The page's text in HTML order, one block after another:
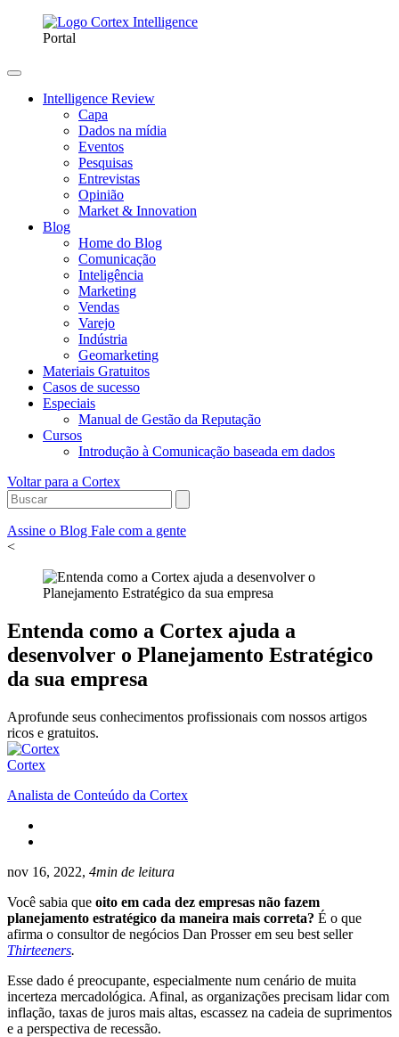
Portal
Intelligence Review
Capa
Dados na mídia
Eventos
Pesquisas
Entrevistas
Opinião
Market & Innovation
Blog
Home do Blog
Comunicação
Inteligência
Marketing
Vendas
Varejo
Indústria
Geomarketing
Materiais Gratuitos
Casos de sucesso
Especiais
Manual de Gestão da Reputação
Cursos
Introdução à Comunicação baseada em dados
Voltar para a Cortex
Assine o Blog Fale com a gente
<
Entenda como a Cortex ajuda a
desenvolver o Planejamento Estratégico
da sua empresa
Aprofunde seus conhecimentos profissionais com nossos artigos
ricos e gratuitos.
Cortex
Analista de Conteúdo da Cortex
nov 16, 2022, 4min de leitura
Você sabia que oito em cada dez empresas não fazem
planejamento estratégico da maneira mais correta? É o que
afirma o consultor de negócios Dan Prosser em seu best seller
Thirteeners.
Esse dado é preocupante, especialmente num cenário de muita
incerteza mercadológica. Afinal, as organizações precisam lidar com
inflação, taxas de juros mais altas, escassez na cadeia de suprimentos
e a perspectiva de recessão.